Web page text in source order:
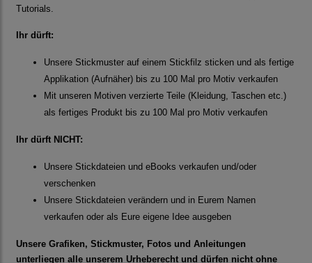
Tutorials.
Ihr dürft:
Unsere Stickmuster auf einem Stickfilz sticken und als fertige
Applikation (Aufnäher) bis zu 100 Mal pro Motiv verkaufen
Mit unseren Motiven verzierte Teile (Kleidung, Taschen etc.)
als fertiges Produkt bis zu 100 Mal pro Motiv verkaufen
Ihr dürft NICHT:
Unsere Stickdateien und eBooks verkaufen und/oder
verschenken
Unsere Stickdateien verändern und in Eurem Namen
verkaufen oder als Eure eigene Idee ausgeben
Unsere Grafiken, Stickmuster, Fotos und Anleitungen
unterliegen alle unserem Urheberecht und dürfen nicht ohne